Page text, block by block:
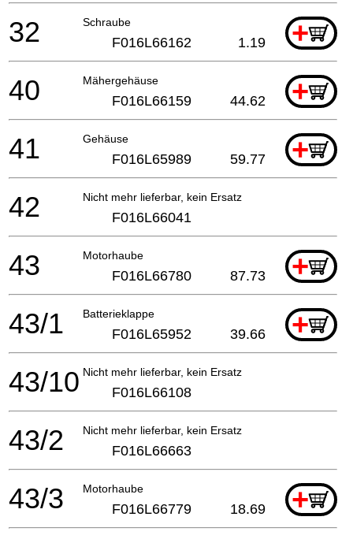
Schraube +
32 F016L66162 1.19
Mähergehäuse +
40 F016L66159 44.62
Gehäuse +
41 F016L65989 59.77
Nicht mehr lieferbar, kein Ersatz
42 F016L66041
Motorhaube +
43 F016L66780 87.73
Batterieklappe +
43/1 F016L65952 39.66
Nicht mehr lieferbar, kein Ersatz
43/10 F016L66108
Nicht mehr lieferbar, kein Ersatz
43/2 F016L66663
Motorhaube +
43/3 F016L66779 18.69